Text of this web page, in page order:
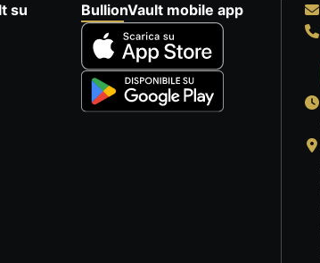
su
BullionVault mobile app